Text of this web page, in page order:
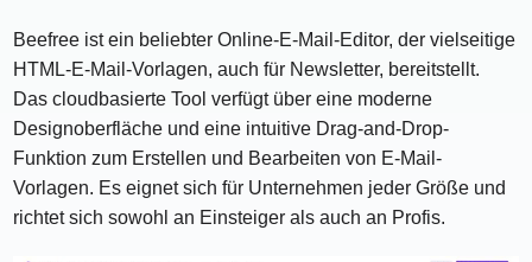
Beefree ist ein beliebter Online-E-Mail-Editor, der vielseitige
HTML-E-Mail-Vorlagen, auch für Newsletter, bereitstellt.
Das cloudbasierte Tool verfügt über eine moderne
Designoberfläche und eine intuitive Drag-and-Drop-
Funktion zum Erstellen und Bearbeiten von E-Mail-
Vorlagen. Es eignet sich für Unternehmen jeder Größe und
richtet sich sowohl an Einsteiger als auch an Profis.